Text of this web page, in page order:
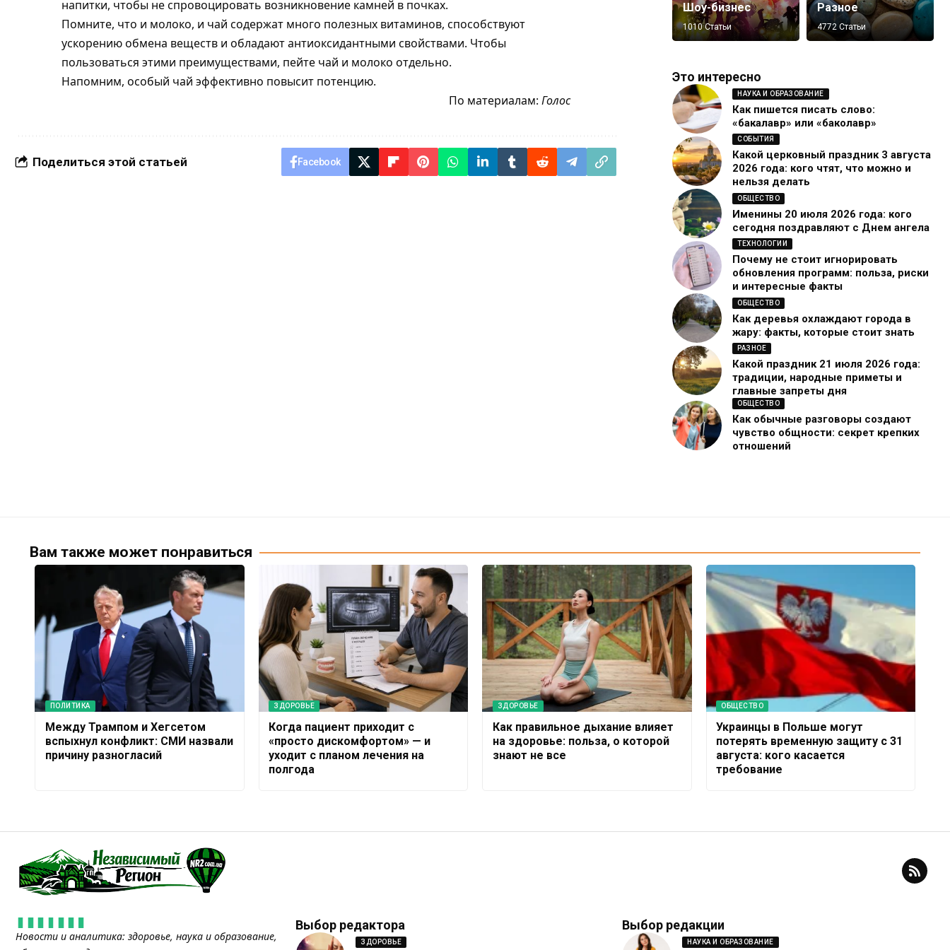
напитки, чтобы не спровоцировать возникновение камней в почках.
Помните, что и молоко, и чай содержат много полезных витаминов, способствуют
ускорению обмена веществ и обладают антиоксидантными свойствами. Чтобы
пользоваться этими преимуществами, пейте чай и молоко отдельно.
Напомним, особый чай эффективно повысит потенцию.
По материалам: Голос
Поделиться этой статьей Facebook
Шоу-бизнес
1010 Статьи
Разное
4772 Статьи
Это интересно
НАУКА И ОБРАЗОВАНИЕ
Как пишется писать слово:
«бакалавр» или «баколавр»
СОБЫТИЯ
Какой церковный праздник 3 августа
2026 года: кого чтят, что можно и
нельзя делать
ОБЩЕСТВО
Именины 20 июля 2026 года: кого
сегодня поздравляют с Днем ангела
ТЕХНОЛОГИИ
Почему не стоит игнорировать
обновления программ: польза, риски
и интересные факты
ОБЩЕСТВО
Как деревья охлаждают города в
жару: факты, которые стоит знать
РАЗНОЕ
Какой праздник 21 июля 2026 года:
традиции, народные приметы и
главные запреты дня
ОБЩЕСТВО
Как обычные разговоры создают
чувство общности: секрет крепких
отношений
Вам также может понравиться
ПОЛИТИКА
Между Трампом и Хегсетом
вспыхнул конфликт: СМИ назвали
причину разногласий
ЗДОРОВЬЕ
Когда пациент приходит с
«просто дискомфортом» — и
уходит с планом лечения на
полгода
ЗДОРОВЬЕ
Как правильное дыхание влияет
на здоровье: польза, о которой
знают не все
ОБЩЕСТВО
Украинцы в Польше могут
потерять временную защиту с 31
августа: кого касается
требование
Новости и аналитика: здоровье, наука и образование,
Выбор редактора
ЗДОРОВЬЕ
Выбор редакции
НАУКА И ОБРАЗОВАНИЕ